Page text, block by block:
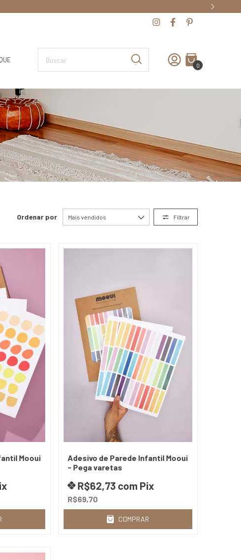
0
Ordenar por Filtrar
Mooui
Adesivo de Parede Infantil Mooui
- Pega varetas
R$69,70
R$62,73 com Pix
COMPRAR